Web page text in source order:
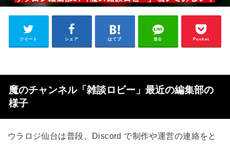
ツイート シェア はてブ 送る Pocket
魔のチャンネル「雑談ロビー」最近の編集部の
様子
ウラロジ仙台は普段、Discord で制作や運営の連絡をと